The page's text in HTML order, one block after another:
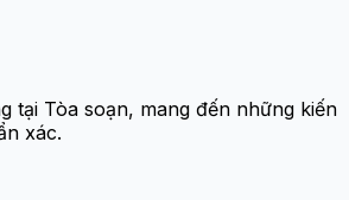
tại Tòa soạn, mang đến những kiến
xác.